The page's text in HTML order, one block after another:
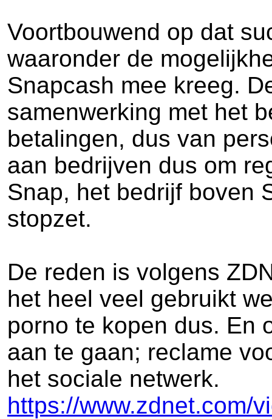
Voortbouwend op dat
waaronder de
Snapcash mee kreeg.
samenwerking met het
betalingen, dus van
aan bedrijven dus om
Snap, het bedrijf boven
stopzet.
De reden is volgens
het heel veel gebruikt
porno te kopen dus. En
aan te gaan; reclame
het sociale netwerk.
https://www.zdnet.com/